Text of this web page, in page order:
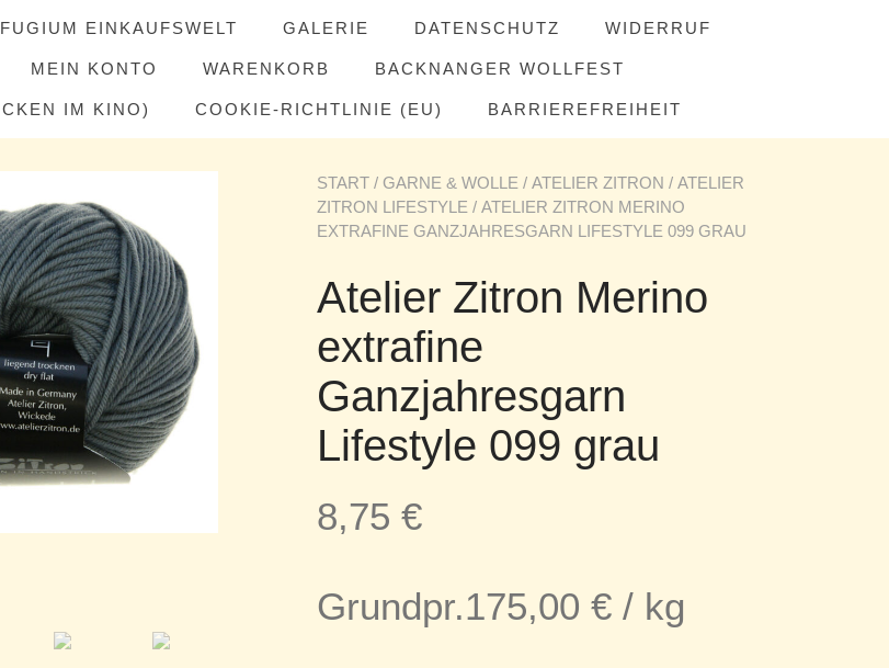
EINKAUFSWELT GALERIE DATENSCHUTZ WIDERRUF
MEIN KONTO WARENKORB BACKNANGER WOLLFEST
IM KINO) COOKIE-RICHTLINIE (EU) BARRIEREFREIHEIT
START / GARNE & WOLLE / ATELIER ZITRON / ATELIER
ZITRON LIFESTYLE / ATELIER ZITRON MERINO
EXTRAFINE GANZJAHRESGARN LIFESTYLE 099 GRAU
Atelier Zitron Merino
extrafine
Ganzjahresgarn
Lifestyle 099 grau
8,75 €
Grundpr.175,00 € / kg